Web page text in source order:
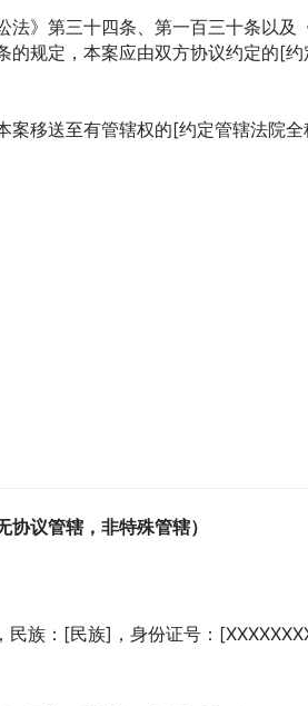
法》第三十四条、第一百三十条以及
的规定，本案应由双方协议约定的[
移送至有管辖权的[约定管辖法院全
议管辖，非特殊管辖）
族：[民族]，身份证号：